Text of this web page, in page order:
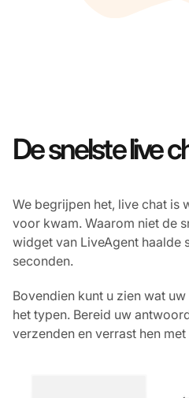
De snelste live
We begrijpen het, live chat is
voor kwam. Waarom niet de
widget van LiveAgent haalde
seconden.
Bovendien kunt u zien wat
het typen. Bereid uw
verzenden en verrast hen